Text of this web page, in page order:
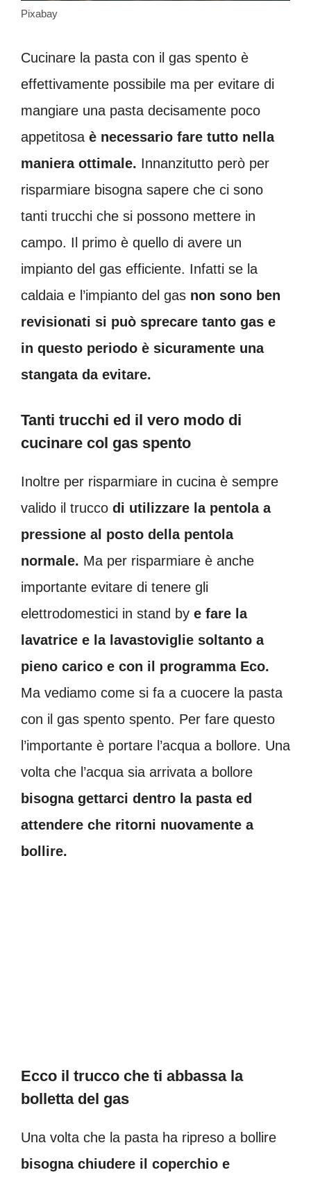
Pixabay
Cucinare la pasta con il gas spento è
effettivamente possibile ma per evitare di
mangiare una pasta decisamente poco
appetitosa è necessario fare tutto nella
maniera ottimale. Innanzitutto però per
risparmiare bisogna sapere che ci sono
tanti trucchi che si possono mettere in
campo. Il primo è quello di avere un
impianto del gas efficiente. Infatti se la
caldaia e l’impianto del gas non sono ben
revisionati si può sprecare tanto gas e
in questo periodo è sicuramente una
stangata da evitare.
Tanti trucchi ed il vero modo di
cucinare col gas spento
Inoltre per risparmiare in cucina è sempre
valido il trucco di utilizzare la pentola a
pressione al posto della pentola
normale. Ma per risparmiare è anche
importante evitare di tenere gli
elettrodomestici in stand by e fare la
lavatrice e la lavastoviglie soltanto a
pieno carico e con il programma Eco.
Ma vediamo come si fa a cuocere la pasta
con il gas spento spento. Per fare questo
l’importante è portare l’acqua a bollore. Una
volta che l’acqua sia arrivata a bollore
bisogna gettarci dentro la pasta ed
attendere che ritorni nuovamente a
bollire.
Ecco il trucco che ti abbassa la
bolletta del gas
Una volta che la pasta ha ripreso a bollire
bisogna chiudere il coperchio e